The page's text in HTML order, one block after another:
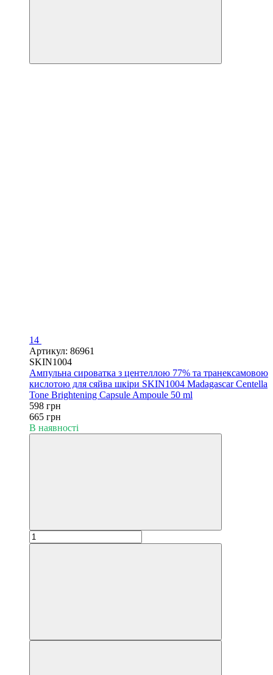
14
Артикул: 86961
SKIN1004
Ампульна сироватка з центеллою 77% та транексамовою
кислотою для сяйва шкіри SKIN1004 Madagascar Centella
Tone Brightening Capsule Ampoule 50 ml
598 грн
665 грн
В наявності